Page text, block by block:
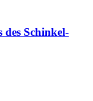
des Schinkel-